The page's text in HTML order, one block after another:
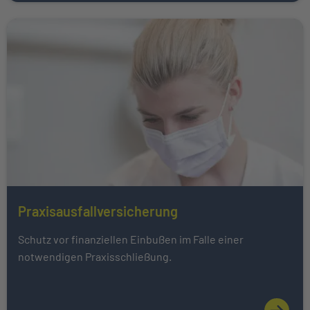
Praxisausfallversicherung
Schutz vor finanziellen Einbußen im Falle einer
notwendigen Praxisschließung.
Mehr über Das könnte Sie auch interessieren erfahren